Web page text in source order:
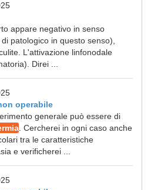
appare negativo in senso
patologico in questo senso),
L'attivazione linfonodale
Direi ...
operabile
generale può essere di
. Cercherei in ogni caso anche
tra le caratteristiche
e verificherei ...